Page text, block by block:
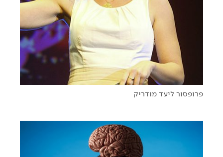
פרופסור ליעד מודריק
תגבירו את הווליום - על מח ומוסיקה